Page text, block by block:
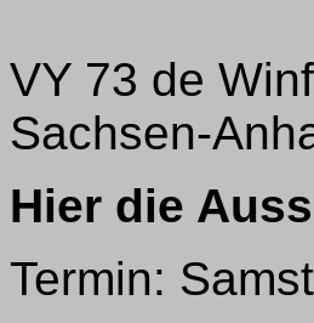
VY 73 de
Sachsen-
Hier die
Termin: